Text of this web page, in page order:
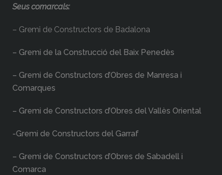
Seus comarcals:
– Gremi de Constructors de Badalona
– Gremi de la Construcció del Baix Penedès
– Gremi de Constructors d’Obres de Manresa i
Comarques
– Gremi de Constructors d’Obres del Vallès Oriental
-Gremi de Constructors del Garraf
– Gremi de Constructors d’Obres de Sabadell i
Comarca